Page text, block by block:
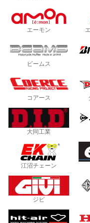
エーモン
ビームス
コアース
大同工業
江沼チェーン
ジビ